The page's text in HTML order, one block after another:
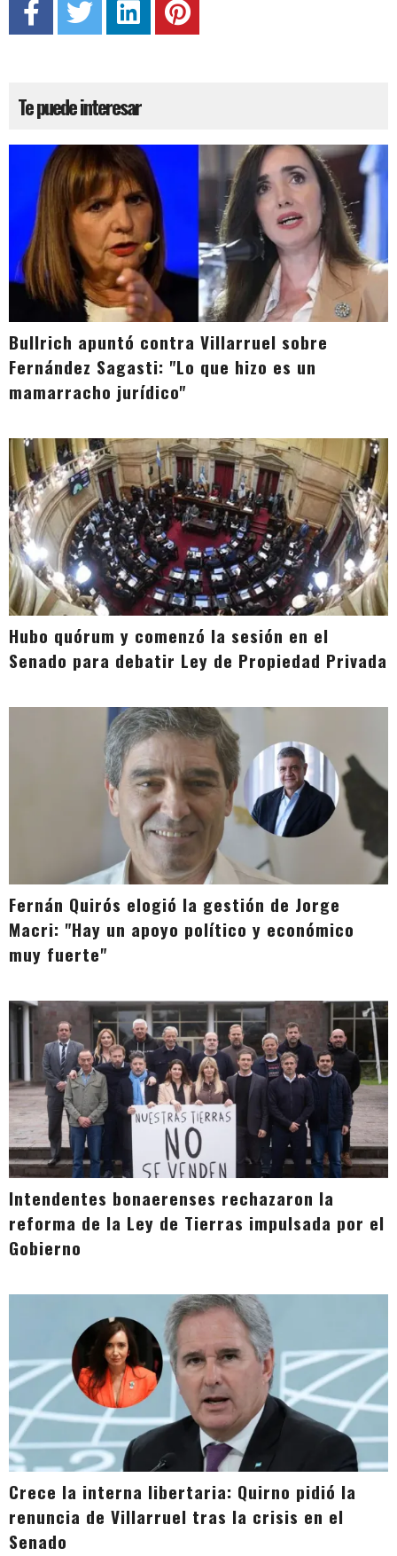
Te puede interesar
Bullrich apuntó contra Villarruel sobre
Fernández Sagasti: "Lo que hizo es un
mamarracho jurídico"
Hubo quórum y comenzó la sesión en el
Senado para debatir Ley de Propiedad Privada
Fernán Quirós elogió la gestión de Jorge
Macri: "Hay un apoyo político y económico
muy fuerte"
Intendentes bonaerenses rechazaron la
reforma de la Ley de Tierras impulsada por el
Gobierno
Crece la interna libertaria: Quirno pidió la
renuncia de Villarruel tras la crisis en el
Senado